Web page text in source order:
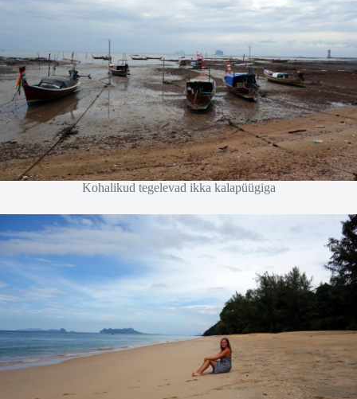
Kohalikud tegelevad ikka kalapüügiga